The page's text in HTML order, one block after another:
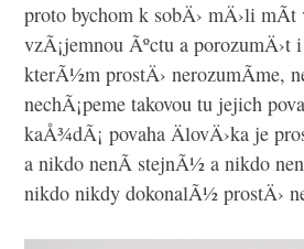
proto bychom k sobÄ› mÄ›li
vzÃ¡jemnou Ãºctu a porozumÄ›t
kterÃ½m prostÄ› nerozumÃ­me,
nechÃ¡peme takovou tu jejich
kaÅ¾dÃ¡ povaha ÄlovÄ›ka je
a nikdo nenÃ­ stejnÃ½ a nikdo
nikdo nikdy dokonalÃ½ prostÄ›